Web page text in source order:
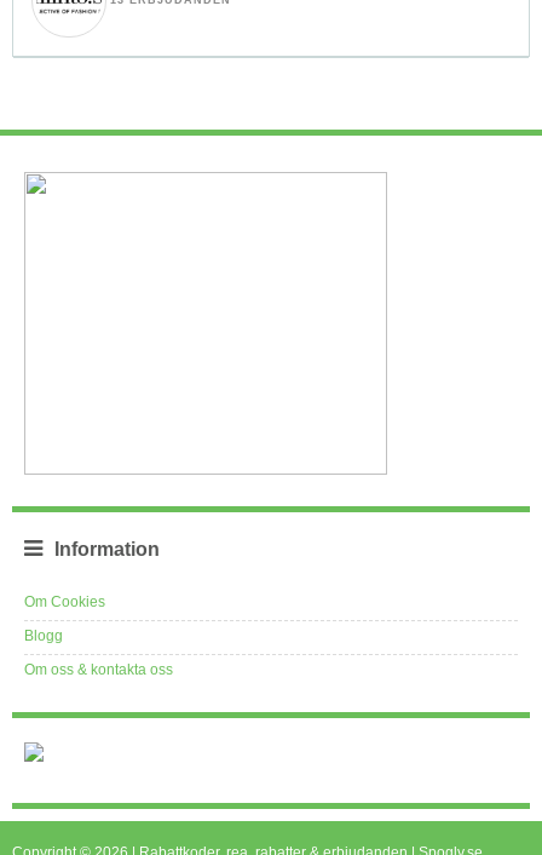
Information
Om Cookies
Blogg
Om oss & kontakta oss